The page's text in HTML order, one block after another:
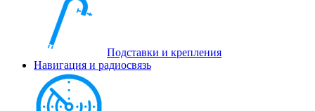
Подставки и крепления
Навигация и радиосвязь